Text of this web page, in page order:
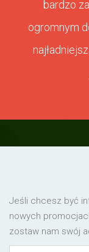
bardzo
ogromnym
Jeśli chcesz być
nowych
zostaw nam swój